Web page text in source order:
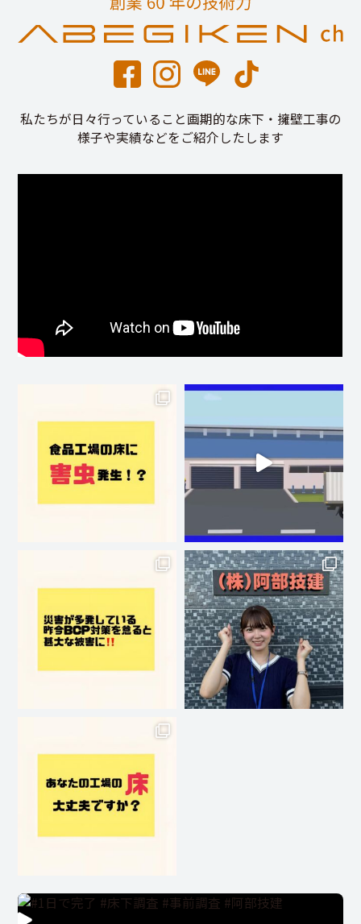
私たちが日々行っていること画期的な床下・擁壁工事の
様子や実績などをご紹介したします